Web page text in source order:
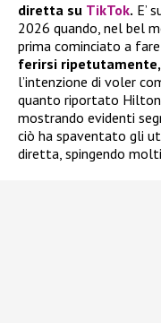
diretta su TikTok. E’
2026 quando, nel bel
prima cominciato a
ferirsi ripetutamente,
l’intenzione di voler
quanto riportato
mostrando evidenti
ciò ha spaventato gli
diretta, spingendo